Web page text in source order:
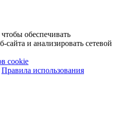
обеспечивать
и анализировать сетевой
cookie
Правила использования